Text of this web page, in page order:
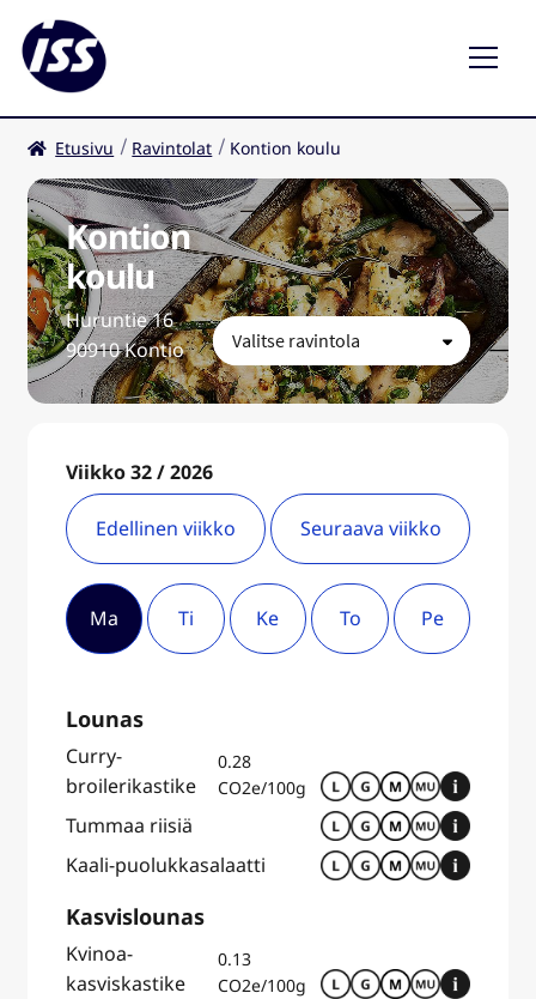
Ravintolat
Kahvilat
FI
Etusivu Ravintolat Kontion koulu
Kontion
koulu
Huruntie 16
90910 Kontio
Viikko 32 / 2026
Edellinen viikko
Ma Ti Ke To Pe
Seuraava viikko
Lounas
Curry-
broilerikastike
0.28
CO2e/100g
Tummaa riisiä
Kaali-puolukkasalaatti
Kasvislounas
Kvinoa-
kasviskastike
0.13
CO2e/100g